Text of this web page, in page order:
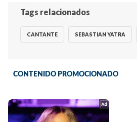
Tags relacionados
CANTANTE SEBASTIAN YATRA